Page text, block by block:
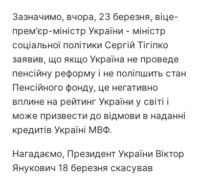
Зазначимо, вчора, 23 березня, віце-
прем'єр-міністр України - міністр
соціальної політики Сергій Тігіпко
заявив, що якщо Україна не проведе
пенсійну реформу і не поліпшить стан
Пенсійного фонду, це негативно
вплине на рейтинг України у світі і
може призвести до відмови в наданні
кредитів Україні МВФ.
Нагадаємо, Президент України Віктор
Янукович 18 березня скасував